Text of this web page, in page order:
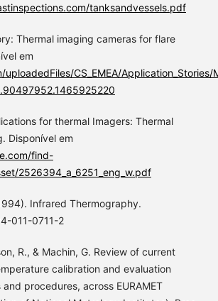
tanksandvessels.pdf
Thermal imaging cameras for flare
em
CS_EMEA/
for thermal Imagers: Thermal
Disponível em
find-
2526394_a_6251_eng_w.pdf
Infrared Thermography.
011-0711-2
R., & Machin, G. Review of current
calibration and evaluation
procedures, across EURAMET